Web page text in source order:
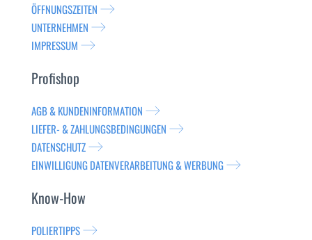
ÖFFNUNGSZEITEN
UNTERNEHMEN
IMPRESSUM
Profishop
AGB & KUNDENINFORMATION
LIEFER- & ZAHLUNGSBEDINGUNGEN
DATENSCHUTZ
EINWILLIGUNG DATENVERARBEITUNG & WERBUNG
Know-How
POLIERTIPPS